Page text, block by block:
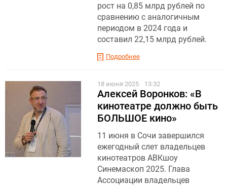
рост на 0,85 млрд рублей по
сравнению с аналогичным
периодом в 2024 года и
составил 22,15 млрд рублей.
Подробнее
18 июня 2025 13:32
Алексей Воронков: «В
кинотеатре должно быть
БОЛЬШОЕ кино»
11 июня в Сочи завершился
ежегодный слет владельцев
кинотеатров АВКшоу
Синемаскоп 2025. Глава
Ассоциации владельцев